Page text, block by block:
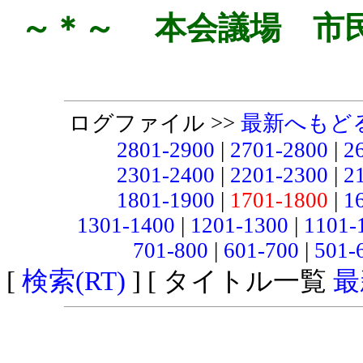
～＊～ 本会議場 市
ログファイル >> 最新へもど
2801-2900 | 2701-2800 |
2301-2400 | 2201-2300 |
1801-1900 | 1701-1800 |
1301-1400 | 1201-1300 |
701-800 | 601-700 |
[ 検索(RT) ] [ タイトル一覧